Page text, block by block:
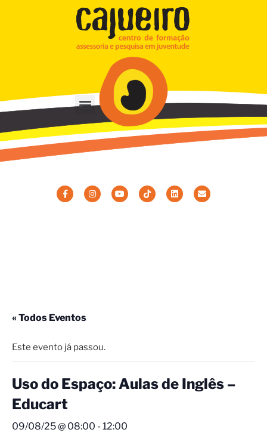
« Todos Eventos
Este evento já passou.
Uso do Espaço: Aulas de Inglês –
Educart
09/08/25 @ 08:00 - 12:00